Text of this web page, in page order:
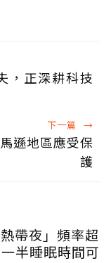
，正深耕科技
下一篇 →
遜地區應受保
護
帶夜」頻率超
半睡眠時間可